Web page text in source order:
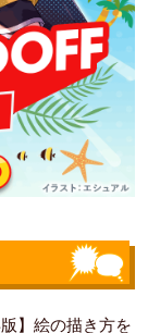
】絵の描き方を